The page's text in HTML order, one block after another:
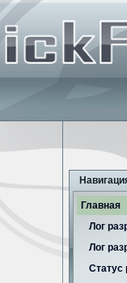
Главная
Лог
Лог
Статус